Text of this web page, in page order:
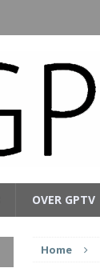
OVER GPTV
Home